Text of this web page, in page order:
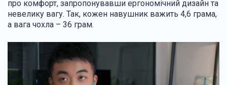
про комфорт, запропонувавши ергономічний дизайн та
невелику вагу. Так, кожен навушник важить 4,6 грама,
а вага чохла – 36 грам.